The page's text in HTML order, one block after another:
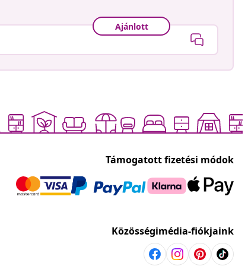
Ajánlott
Támogatott fizetési módok
Közösségimédia-fiókjaink